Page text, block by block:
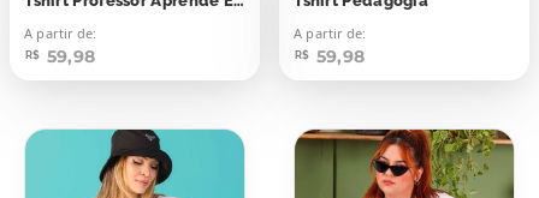
A partir de:
R$ 59,98
A partir de:
R$ 59,98